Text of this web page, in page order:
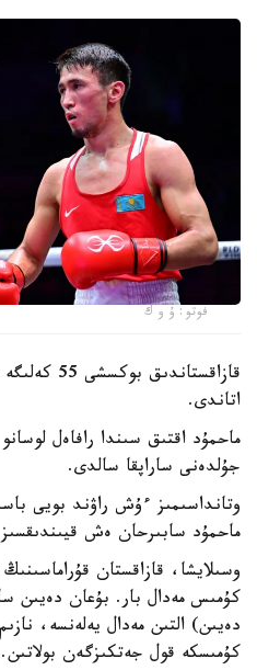
فوتو: ۇ و ك
اتاندى.
ماحمۇد اقتىق سىندا رافاەل
جۇلدەنى ساراپقا سالدى.
وتانداسىمىز ءۇش راۋند بويى
ماحمۇد سابىرحان ەش
وسىلايشا، قازاقستان
كۇمىسكە قول جەتكىزگەن بولاتىن.